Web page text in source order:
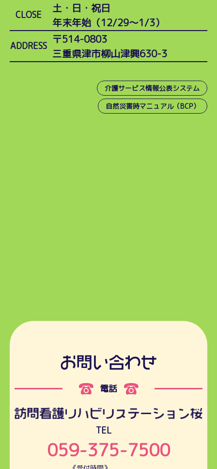
CLOSE
土・日・祝日
年末年始（12/29～1/3）
ADDRESS
〒514-0803
三重県津市柳山津興630-3
介護サービス情報公表システム
自然災害時マニュアル（BCP）
電話
TEL
059-375-7500